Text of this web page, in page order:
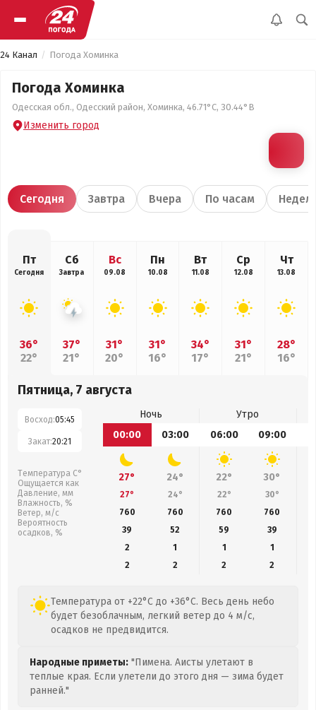
24 Канал Погода Хоминка
Погода Хоминка
Одесская обл., Одесский район, Хоминка, 46.71°С, 30.44°В
Изменить город
Сегодня Завтра Вчера По часам
Пт
Сегодня
36°
22°
Сб
Завтра
37°
21°
Вс
09.08
31°
20°
Пн
10.08
31°
16°
Вт
11.08
34°
17°
Ср
12.08
31°
21°
Чт
13.08
28°
16°
Пятница, 7 августа
Восход:05:45
Закат:20:21
Температура С°
Ощущается как
Давление, мм
Влажность, %
Ветер, м/с
Вероятность
осадков, %
Ночь
Утро
00:00
03:00 06:00 09:00
27° 24° 22° 30°
27° 24° 22° 30°
760
760 760 760
39
52 59 39
2
1 1
1
2
2 2 2
Температура от +22°C до +36°C. Весь день небо
будет безоблачным, легкий ветер до 4 м/с,
осадков не предвидится.
Народные приметы: "Пимена. Аисты улетают в
теплые края. Если улетели до этого дня — зима будет
ранней."